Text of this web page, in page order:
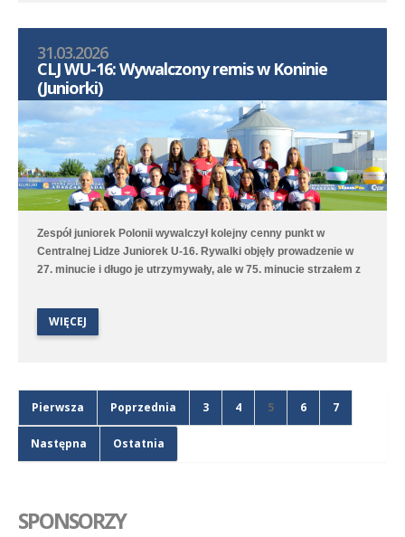
31.03.2026
CLJ WU-16: Wywalczony remis w Koninie
(Juniorki)
Zespół juniorek Polonii wywalczył kolejny cenny punkt w
Centralnej Lidze Juniorek U-16. Rywalki objęły prowadzenie w
27. minucie i długo je utrzymywały, ale w 75. minucie strzałem z
utrzymuje wysokie trzecie miejsce w tabeli rozgrywek.
WIĘCEJ
Pierwsza Poprzednia 3 4 5 6 7
Następna Ostatnia
SPONSORZY